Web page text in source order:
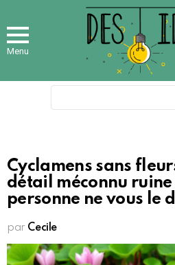
Menu
Cyclamens sans
détail méconnu
personne ne vous le
par Cecile